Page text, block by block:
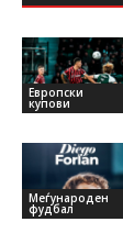
Европски
купови
Меѓународен
фудбал